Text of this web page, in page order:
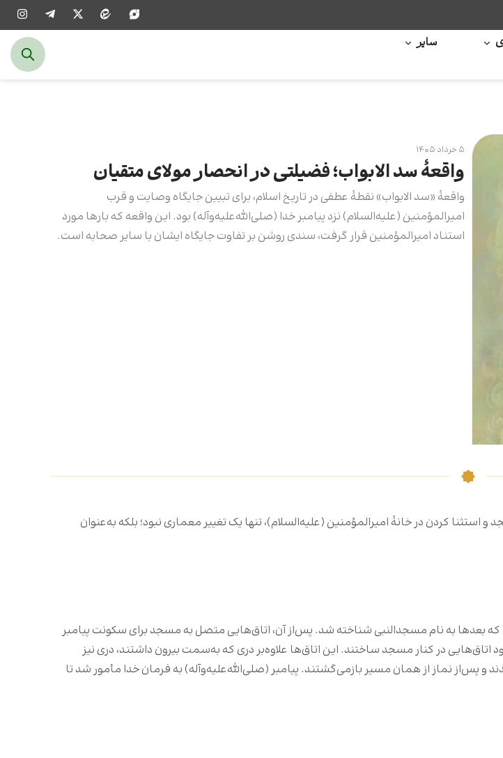
سایر
۵ خرداد ۱۴۰۵
واقعۀ سد الابواب؛ فضیلتی در انحصار مولای متقیان
واقعهٔ «سد الابواب» نقطهٔ عطفی در تاریخ اسلام، برای تبیین جایگاه وصایت و قرب
امیرالمؤمنین (علیه‌السلام) نزد پیامبر خدا (صلی‌الله‌علیه‌وآله) بود. این واقعه که بارها مورد
استناد امیرالمؤمنین قرار گرفت، سندی روشن بر تفاوت جایگاه ایشان با سایر صحابه است.
کردن در خانهٔ امیرالمؤمنین (علیه‌السلام)، تنها یک تغییر معماری نبود؛ بلکه به‌عنوان
که بعدها به نام مسجدالنبی شناخته شد. پس‌از آن، اتاق‌هایی متصل به مسجد برای سکونت پیامبر
در کنار مسجد ساختند. این اتاق‌ها علاوه‌بر دری که به‌سمت بیرون داشتند، دری نیز
نماز از همان مسیر بازمی‌گشتند. پیامبر (صلى‌الله‌علیه‌وآله) به فرمان خدا مأمور شد تا